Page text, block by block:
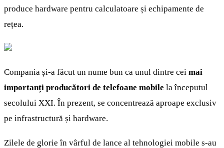
produce hardware pentru calculatoare și echipamente de
rețea.
Compania și-a făcut un nume bun ca unul dintre cei mai
importanți producători de telefoane mobile la începutul
secolului XXI. În prezent, se concentrează aproape exclusiv
pe infrastructură și hardware.
Zilele de glorie în vârful de lance al tehnologiei mobile s-au